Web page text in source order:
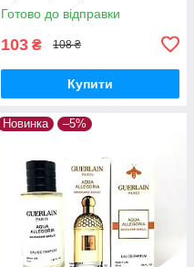
Готово до відправки
103 ₴ 108 ₴
Купити
Новинка –5%